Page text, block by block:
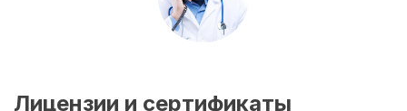
Лицензии и сертификаты